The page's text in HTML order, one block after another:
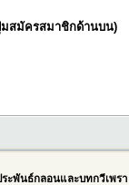
มสมัครสมาชิกด้านบน)
ะพันธ์กลอนและบทกวีเพรา